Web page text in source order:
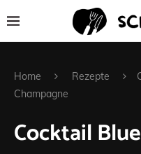
Home Rezepte
Champagne
Cocktail